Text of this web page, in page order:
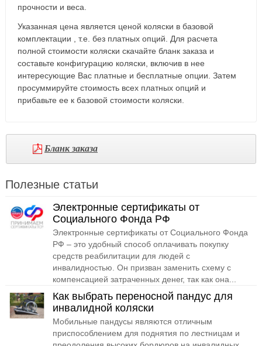
прочности и веса.
Указанная цена является ценой коляски в базовой
комплектации , т.е. без платных опций. Для расчета
полной стоимости коляски скачайте бланк заказа и
составьте конфигурацию коляски, включив в нее
интересующие Вас платные и бесплатные опции. Затем
просуммируйте стоимость всех платных опций и
прибавьте ее к базовой стоимости коляски.
Бланк заказа
Полезные статьи
Электронные сертификаты от
Социального Фонда РФ
Электронные сертификаты от Социального Фонда
РФ – это удобный способ оплачивать покупку
средств реабилитации для людей с
инвалидностью. Он призван заменить схему с
компенсацией затраченных денег, так как она...
Как выбрать переносной пандус для
инвалидной коляски
Мобильные пандусы являются отличным
приспособлением для поднятия по лестницам и